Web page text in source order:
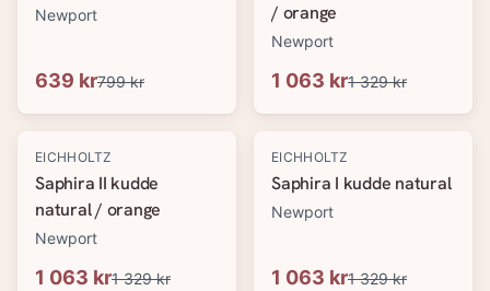
Newport
639 kr799 kr
/ orange
Newport
1 063 kr1 329 kr
-20%
EICHHOLTZ
Saphira II kudde
natural / orange
Newport
1 063 kr1 329 kr
-20%
EICHHOLTZ
Saphira I kudde natural
Newport
1 063 kr1 329 kr